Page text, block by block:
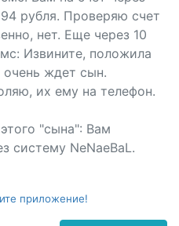
рубля. Проверяю счет
нет. Еще через 10
Извините, положила
ждет сын.
их ему на телефон.
"сына": Вам
систему NеNаеBаL.
приложение!